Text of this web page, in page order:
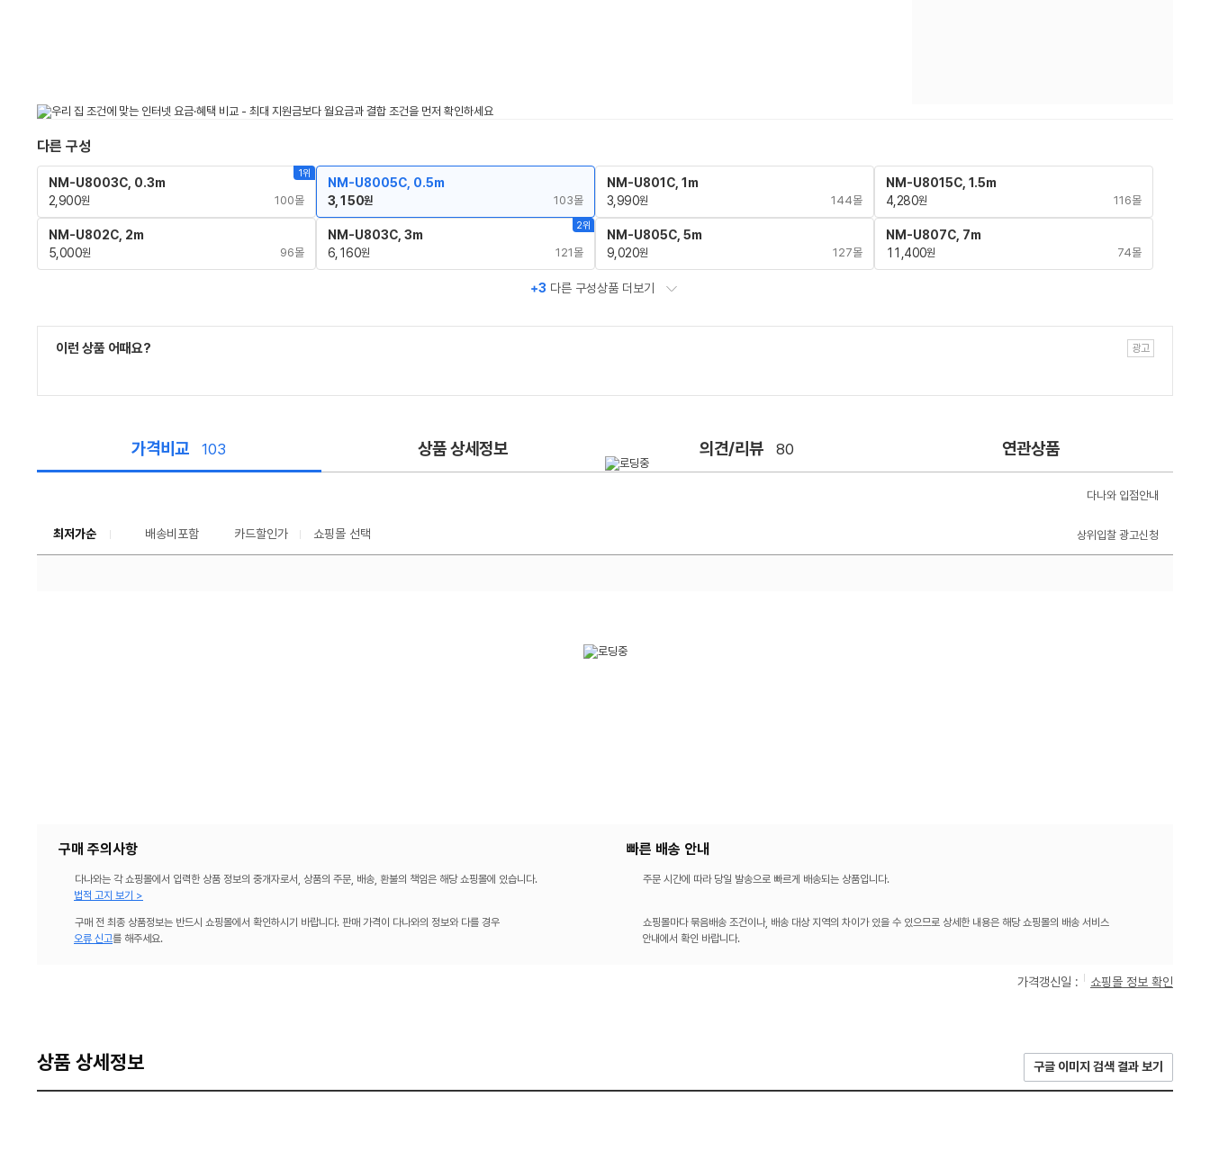
다른 구성
1위
NM-U8003C, 0.3m
2,900원 100몰
NM-U8005C, 0.5m
3,150원 103몰
NM-U801C, 1m
3,990원 144몰
NM-U8015C, 1.5m
4,280원 116몰
NM-U802C, 2m
5,000원 96몰
2위
NM-U803C, 3m
6,160원 121몰
NM-U805C, 5m
9,020원 127몰
NM-U807C, 7m
11,400원 74몰
+3 다른 구성상품 더보기
이런 상품 어때요?
가격비교 103 상품 상세정보 의견/리뷰 80 연관상품
다나와 입점안내
최저가순 배송비포함 카드할인가 쇼핑몰 선택 상위입찰 광고신청
구매 주의사항
다나와는 각 쇼핑몰에서 입력한 상품 정보의 중개자로서, 상품의 주문, 배송, 환불의 책임은 해당 쇼핑몰에 있습니다.
법적 고지 보기 >
구매 전 최종 상품정보는 반드시 쇼핑몰에서 확인하시기 바랍니다. 판매 가격이 다나와의 정보와 다를 경우
오류 신고를 해주세요.
빠른 배송 안내
주문 시간에 따라 당일 발송으로 빠르게 배송되는 상품입니다.
쇼핑몰마다 묶음배송 조건이나, 배송 대상 지역의 차이가 있을 수 있으므로 상세한 내용은 해당 쇼핑몰의 배송 서비스
안내에서 확인 바랍니다.
가격갱신일 : 쇼핑몰 정보 확인
상품 상세정보 구글 이미지 검색 결과 보기